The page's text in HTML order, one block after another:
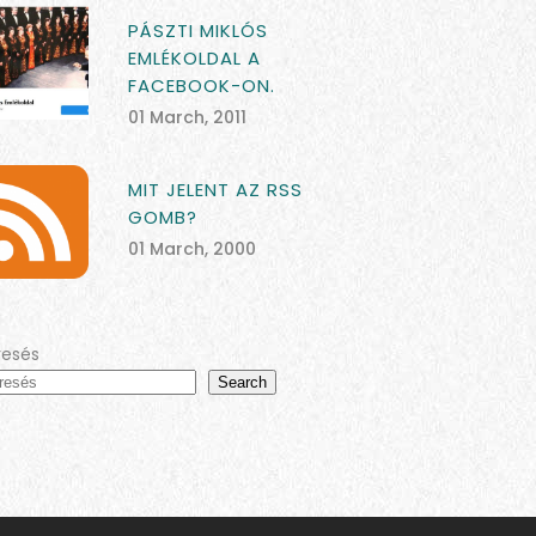
PÁSZTI MIKLÓS
EMLÉKOLDAL A
FACEBOOK-ON.
01 March, 2011
MIT JELENT AZ RSS
GOMB?
01 March, 2000
Search